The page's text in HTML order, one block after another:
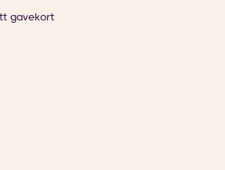
gavekort